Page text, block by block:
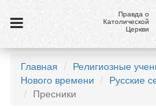
Новости
Правда о
Католической
Церкви
Главная Религиозные
Нового времени
Русские
Пресники